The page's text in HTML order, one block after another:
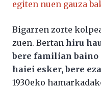
egiten nuen gauza
Bigarren zorte
zuen. Bertan hiru
bere familian baino
haiei esker, bere
1930eko